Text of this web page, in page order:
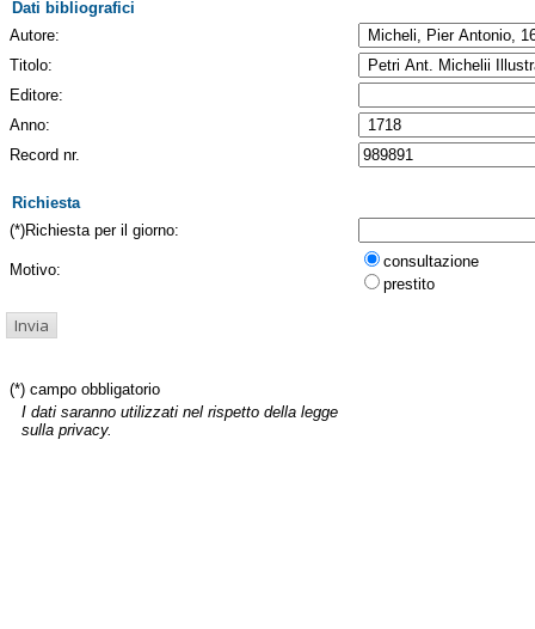
Dati bibliografici
Autore:
Titolo:
Editore:
Anno:
Record nr.
Richiesta
(*)Richiesta per il giorno:
Motivo:
consultazione
prestito
(*) campo obbligatorio
I dati saranno utilizzati nel rispetto della legge
sulla privacy.